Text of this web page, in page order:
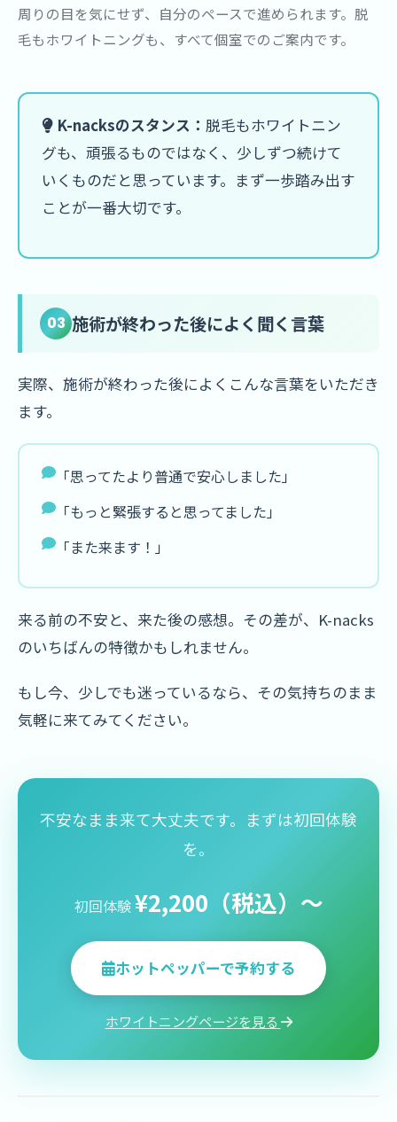
周りの目を気にせず、自分のペースで進められます。脱
毛もホワイトニングも、すべて個室でのご案内です。
K-nacksのスタンス： 脱毛もホワイトニン
グも、頑張るものではなく、少しずつ続けて
いくものだと思っています。まず一歩踏み出す
ことが一番大切です。
03 施術が終わった後によく聞く言葉
実際、施術が終わった後によくこんな言葉をいただき
ます。
「思ってたより普通で安心しました」
「もっと緊張すると思ってました」
「また来ます！」
来る前の不安と、来た後の感想。その差が、K-nacks
のいちばんの特徴かもしれません。
もし今、少しでも迷っているなら、その気持ちのまま
気軽に来てみてください。
不安なまま来て大丈夫です。まずは初回体験
を。
初回体験¥2,200（税込）〜
ホットペッパーで予約する
ホワイトニングページを見る